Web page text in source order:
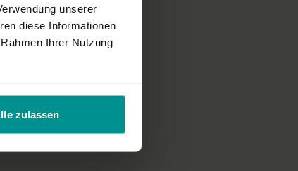
unserer
diese Informationen
Ihrer Nutzung
zulassen